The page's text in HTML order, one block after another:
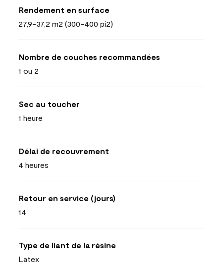
Rendement en surface
27,9-37,2 m2 (300-400 pi2)
Nombre de couches recommandées
1 ou 2
Sec au toucher
1 heure
Délai de recouvrement
4 heures
Retour en service (jours)
14
Type de liant de la résine
Latex